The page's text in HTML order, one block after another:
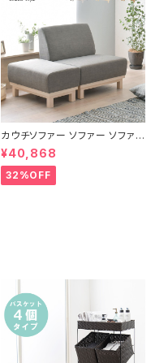
カウチソファー ソファー ソファ
オットマン 1.5人掛 け新生活 一
人暮らし 完成品
¥40,868
32%OFF